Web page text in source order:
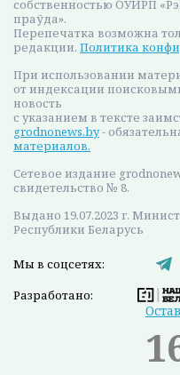
бросил это дело. А он
Георгия правильное
способности и
сочетаются и дают
Оперативные и
Гродно и области
канале.
#шашки
#спорт
Никита Перовский